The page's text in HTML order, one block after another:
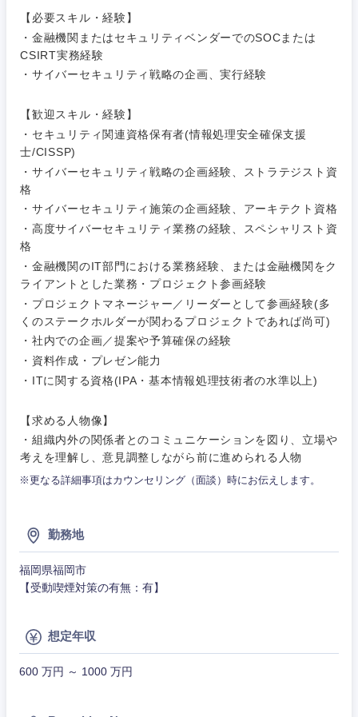
【必要スキル・経験】
・金融機関またはセキュリティベンダーでのSOCまたは
CSIRT実務経験
・サイバーセキュリティ戦略の企画、実行経験
【歓迎スキル・経験】
・セキュリティ関連資格保有者(情報処理安全確保支援
士/CISSP)
・サイバーセキュリティ戦略の企画経験、ストラテジスト資
格
・サイバーセキュリティ施策の企画経験、アーキテクト資格
・高度サイバーセキュリティ業務の経験、スペシャリスト資
格
・金融機関のIT部門における業務経験、または金融機関をク
ライアントとした業務・プロジェクト参画経験
・プロジェクトマネージャー／リーダーとして参画経験(多
くのステークホルダーが関わるプロジェクトであれば尚可)
・社内での企画／提案や予算確保の経験
・資料作成・プレゼン能力
・ITに関する資格(IPA・基本情報処理技術者の水準以上)
【求める人物像】
・組織内外の関係者とのコミュニケーションを図り、立場や
考えを理解し、意見調整しながら前に進められる人物
※更なる詳細事項はカウンセリング（面談）時にお伝えします。
勤務地
福岡県福岡市
【受動喫煙対策の有無：有】
想定年収
600 万円 ～ 1000 万円
くり）
金融専門
職
メディカ
ル
不動産専
門職
工管理
事務職
その他
事務職
その他
広告・宣伝・印刷
マスメディア
エンターテイメント
法律・特許事務所・監査法人
人材・アウトソーシング
その他
群馬県 埼玉県
千葉県 東京都
神奈川県
甲信越・北陸
新潟県
石川県